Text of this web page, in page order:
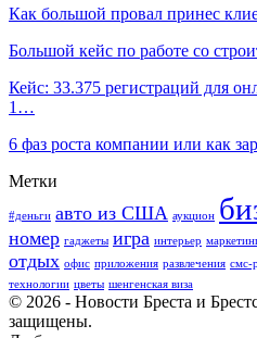
Как большой провал принес
Большой кейс по работе со
Кейс: 33.375 регистраций для
1…
6 фаз роста компании или как
Метки
#деньги авто из США аукцион
номер гаджеты игра интерьер
отдых офис приложения развлечения смс-
технологии цветы шенгенская виза
© 2026 - Новости Бреста и
защищены.